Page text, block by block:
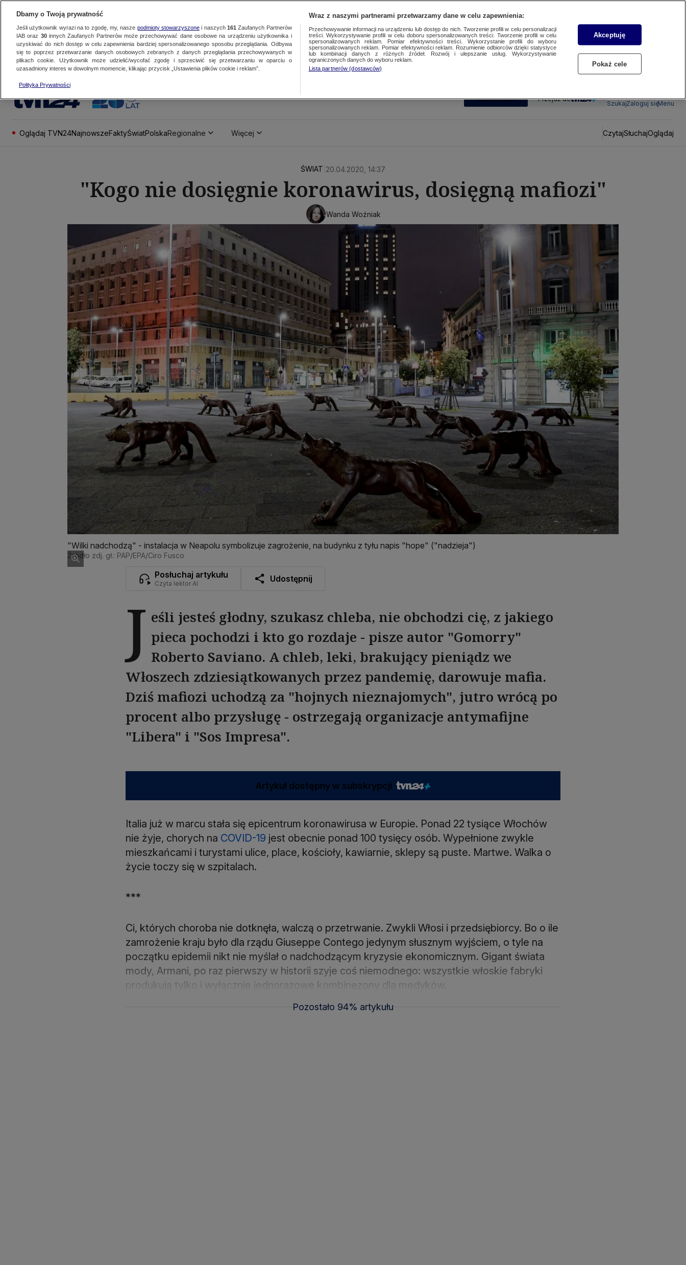
SUBSKRYBUJ Przejdź do
SzukajZaloguj sięMenu
Oglądaj TVN24NajnowszeFaktyŚwiatPolskaRegionalne Więcej CzytajSłuchajOglądaj
ŚWIAT 20.04.2020, 14:37
"Kogo nie dosięgnie koronawirus, dosięgną mafiozi"
Wanda Woźniak
"Wilki nadchodzą" - instalacja w Neapolu symbolizuje zagrożenie, na budynku z tyłu napis "hope" ("nadzieja")
Źródło zdj. gł.: PAP/EPA/Ciro Fusco
Posłuchaj artykułu
Czyta lektor AI Udostępnij
J eśli jesteś głodny, szukasz chleba, nie obchodzi cię, z jakiego
pieca pochodzi i kto go rozdaje - pisze autor "Gomorry"
Roberto Saviano. A chleb, leki, brakujący pieniądz we
Włoszech zdziesiątkowanych przez pandemię, darowuje mafia.
Dziś mafiozi uchodzą za "hojnych nieznajomych", jutro wrócą po
procent albo przysługę - ostrzegają organizacje antymafijne
"Libera" i "Sos Impresa".
Artykuł dostępny w subskrypcji
Italia już w marcu stała się epicentrum koronawirusa w Europie. Ponad 22 tysiące Włochów
nie żyje, chorych na COVID-19 jest obecnie ponad 100 tysięcy osób. Wypełnione zwykle
mieszkańcami i turystami ulice, place, kościoły, kawiarnie, sklepy są puste. Martwe. Walka o
życie toczy się w szpitalach.
***
Ci, których choroba nie dotknęła, walczą o przetrwanie. Zwykli Włosi i przedsiębiorcy. Bo o ile
zamrożenie kraju było dla rządu Giuseppe Contego jedynym słusznym wyjściem, o tyle na
początku epidemii nikt nie myślał o nadchodzącym kryzysie ekonomicznym. Gigant świata
mody, Armani, po raz pierwszy w historii szyje coś niemodnego: wszystkie włoskie fabryki
produkują tylko i wyłącznie jednorazowe kombinezony dla medyków.
Pozostało 94% artykułu
Dbamy o Twoją prywatność
Jeśli użytkownik wyrazi na to zgodę, my, nasze podmioty stowarzyszonei naszych 161 Zaufanych Partnerów
IAB oraz 30innych Zaufanych Partnerów może przechowywać dane osobowe na urządzeniu użytkownika i
uzyskiwać do nich dostęp w celu zapewnienia bardziej spersonalizowanego sposobu przeglądania. Odbywa
się to poprzez przetwarzanie danych osobowych zebranych z danych przeglądania przechowywanych w
plikach cookie. Użytkownik może udzielić/wycofać zgodę i sprzeciwić się przetwarzaniu w oparciu o
uzasadniony interes w dowolnym momencie, klikając przycisk „Ustawienia plików cookie i reklam”.
Polityka Prywatności
Wraz z naszymi partnerami przetwarzamy dane w celu zapewnienia:
Przechowywanie informacji na urządzeniu lub dostęp do nich. Tworzenie profili w celu personalizacji
treści. Wykorzystywanie profili w celu doboru spersonalizowanych treści. Tworzenie profili w celu
spersonalizowanych reklam. Pomiar efektywności treści. Wykorzystanie profili do wyboru
spersonalizowanych reklam. Pomiar efektywności reklam. Rozumienie odbiorców dzięki statystyce
lub kombinacji danych z różnych źródeł. Rozwój i ulepszanie usług. Wykorzystywanie
ograniczonych danych do wyboru reklam.
Lista partnerów (dostawców)
Akceptuję
Pokaż cele